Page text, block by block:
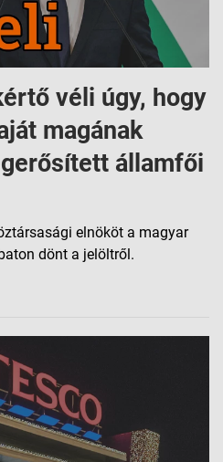
véli úgy, hogy
magának
államfői
elnököt a magyar
dönt a jelöltről.